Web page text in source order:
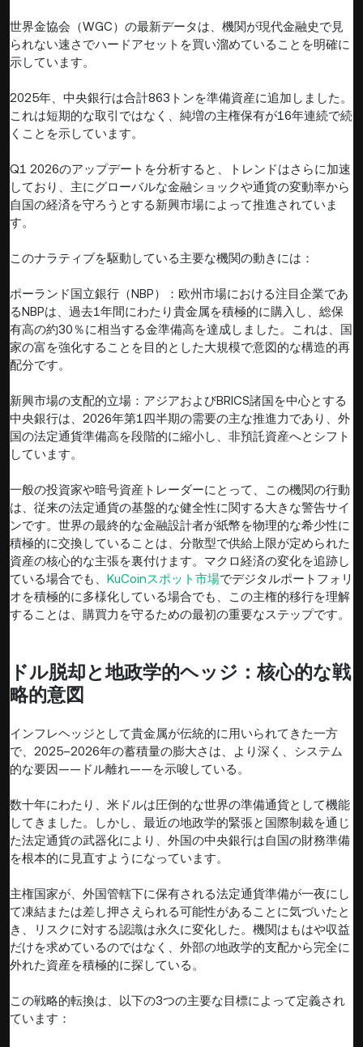
世界金協会（WGC）の最新データは、機関が現代金融史で見
られない速さでハードアセットを買い溜めていることを明確に
示しています。
2025年、中央銀行は合計863トンを準備資産に追加しました。
これは短期的な取引ではなく、純増の主権保有が16年連続で続
くことを示しています。
Q1 2026のアップデートを分析すると、トレンドはさらに加速
しており、主にグローバルな金融ショックや通貨の変動率から
自国の経済を守ろうとする新興市場によって推進されていま
す。
このナラティブを駆動している主要な機関の動きには：
ポーランド国立銀行（NBP）：欧州市場における注目企業であ
るNBPは、過去1年間にわたり貴金属を積極的に購入し、総保
有高の約30％に相当する金準備高を達成しました。これは、国
家の富を強化することを目的とした大規模で意図的な構造的再
配分です。
新興市場の支配的立場：アジアおよびBRICS諸国を中心とする
中央銀行は、2026年第1四半期の需要の主な推進力であり、外
国の法定通貨準備高を段階的に縮小し、非預託資産へとシフト
しています。
一般の投資家や暗号資産トレーダーにとって、この機関の行動
は、従来の法定通貨の基盤的な健全性に関する大きな警告サイ
ンです。世界の最終的な金融設計者が紙幣を物理的な希少性に
積極的に交換していることは、分散型で供給上限が定められた
資産の核心的な主張を裏付けます。マクロ経済の変化を追跡し
ている場合でも、 KuCoinスポット市場でデジタルポートフォリ
オを積極的に多様化している場合でも、この主権的移行を理解
することは、購買力を守るための最初の重要なステップです。
ドル脱却と地政学的ヘッジ：核心的な戦
略的意図
インフレヘッジとして貴金属が伝統的に用いられてきた一方
で、2025–2026年の蓄積量の膨大さは、より深く、システム
的な要因——ドル離れ——を示唆している。
数十年にわたり、米ドルは圧倒的な世界の準備通貨として機能
してきました。しかし、最近の地政学的緊張と国際制裁を通じ
た法定通貨の武器化により、外国の中央銀行は自国の財務準備
を根本的に見直すようになっています。
主権国家が、外国管轄下に保有される法定通貨準備が一夜にし
て凍結または差し押さえられる可能性があることに気づいたと
き、リスクに対する認識は永久に変化した。機関はもはや収益
だけを求めているのではなく、外部の地政学的支配から完全に
外れた資産を積極的に探している。
この戦略的転換は、以下の3つの主要な目標によって定義され
ています：